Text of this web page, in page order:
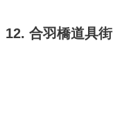
12. 合羽橋道具街